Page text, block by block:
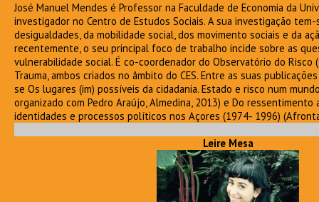
José Manuel Mendes é Professor na Faculdade de Economia da
investigador no Centro de Estudos Sociais. A sua investigação
desigualdades, da mobilidade social, dos movimento sociais e da
recentemente, o seu principal foco de trabalho incide sobre as
vulnerabilidade social. É co-coordenador do Observatório do Risco
Trauma, ambos criados no âmbito do CES. Entre as suas
se Os lugares (im) possíveis da cidadania. Estado e risco num
organizado com Pedro Araújo, Almedina, 2013) e Do
identidades e processos políticos nos Açores (1974- 1996)
Leire Mesa